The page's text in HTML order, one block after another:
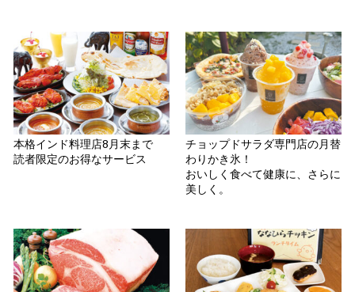
本格インド料理店8月末まで
読者限定のお得なサービス
チョップドサラダ専門店の月替
わりかき氷！
おいしく食べて健康に、さらに
美しく。